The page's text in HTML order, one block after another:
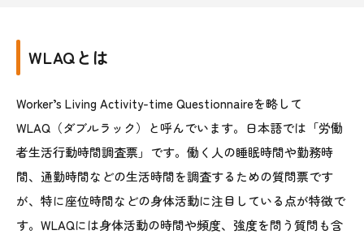
WLAQとは
Worker’s Living Activity-time Questionnaireを略して
WLAQ（ダブルラック）と呼んでいます。日本語では「労働
者生活行動時間調査票」です。働く人の睡眠時間や勤務時
間、通勤時間などの生活時間を調査するための質問票です
が、特に座位時間などの身体活動に注目している点が特徴で
す。WLAQには身体活動の時間や頻度、強度を問う質問も含